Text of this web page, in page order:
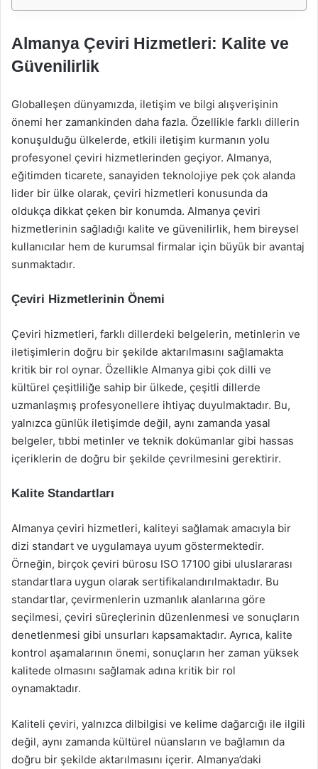
Almanya Çeviri Hizmetleri: Kalite ve
Güvenilirlik
Globalleşen dünyamızda, iletişim ve bilgi alışverişinin
önemi her zamankinden daha fazla. Özellikle farklı dillerin
konuşulduğu ülkelerde, etkili iletişim kurmanın yolu
profesyonel çeviri hizmetlerinden geçiyor. Almanya,
eğitimden ticarete, sanayiden teknolojiye pek çok alanda
lider bir ülke olarak, çeviri hizmetleri konusunda da
oldukça dikkat çeken bir konumda. Almanya çeviri
hizmetlerinin sağladığı kalite ve güvenilirlik, hem bireysel
kullanıcılar hem de kurumsal firmalar için büyük bir avantaj
sunmaktadır.
Çeviri Hizmetlerinin Önemi
Çeviri hizmetleri, farklı dillerdeki belgelerin, metinlerin ve
iletişimlerin doğru bir şekilde aktarılmasını sağlamakta
kritik bir rol oynar. Özellikle Almanya gibi çok dilli ve
kültürel çeşitliliğe sahip bir ülkede, çeşitli dillerde
uzmanlaşmış profesyonellere ihtiyaç duyulmaktadır. Bu,
yalnızca günlük iletişimde değil, aynı zamanda yasal
belgeler, tıbbi metinler ve teknik dokümanlar gibi hassas
içeriklerin de doğru bir şekilde çevrilmesini gerektirir.
Kalite Standartları
Almanya çeviri hizmetleri, kaliteyi sağlamak amacıyla bir
dizi standart ve uygulamaya uyum göstermektedir.
Örneğin, birçok çeviri bürosu ISO 17100 gibi uluslararası
standartlara uygun olarak sertifikalandırılmaktadır. Bu
standartlar, çevirmenlerin uzmanlık alanlarına göre
seçilmesi, çeviri süreçlerinin düzenlenmesi ve sonuçların
denetlenmesi gibi unsurları kapsamaktadır. Ayrıca, kalite
kontrol aşamalarının önemi, sonuçların her zaman yüksek
kalitede olmasını sağlamak adına kritik bir rol
oynamaktadır.
Kaliteli çeviri, yalnızca dilbilgisi ve kelime dağarcığı ile ilgili
değil, aynı zamanda kültürel nüansların ve bağlamın da
doğru bir şekilde aktarılmasını içerir. Almanya’daki